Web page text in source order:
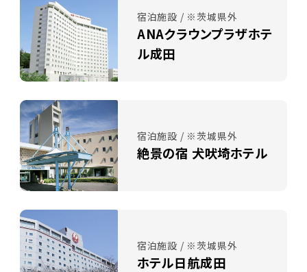
宿泊施設 / ※茨城県外
ANAクラウンプラザホテ
ル成田
宿泊施設 / ※茨城県外
絶景の宿 犬吠埼ホテル
宿泊施設 / ※茨城県外
ホテル日航成田